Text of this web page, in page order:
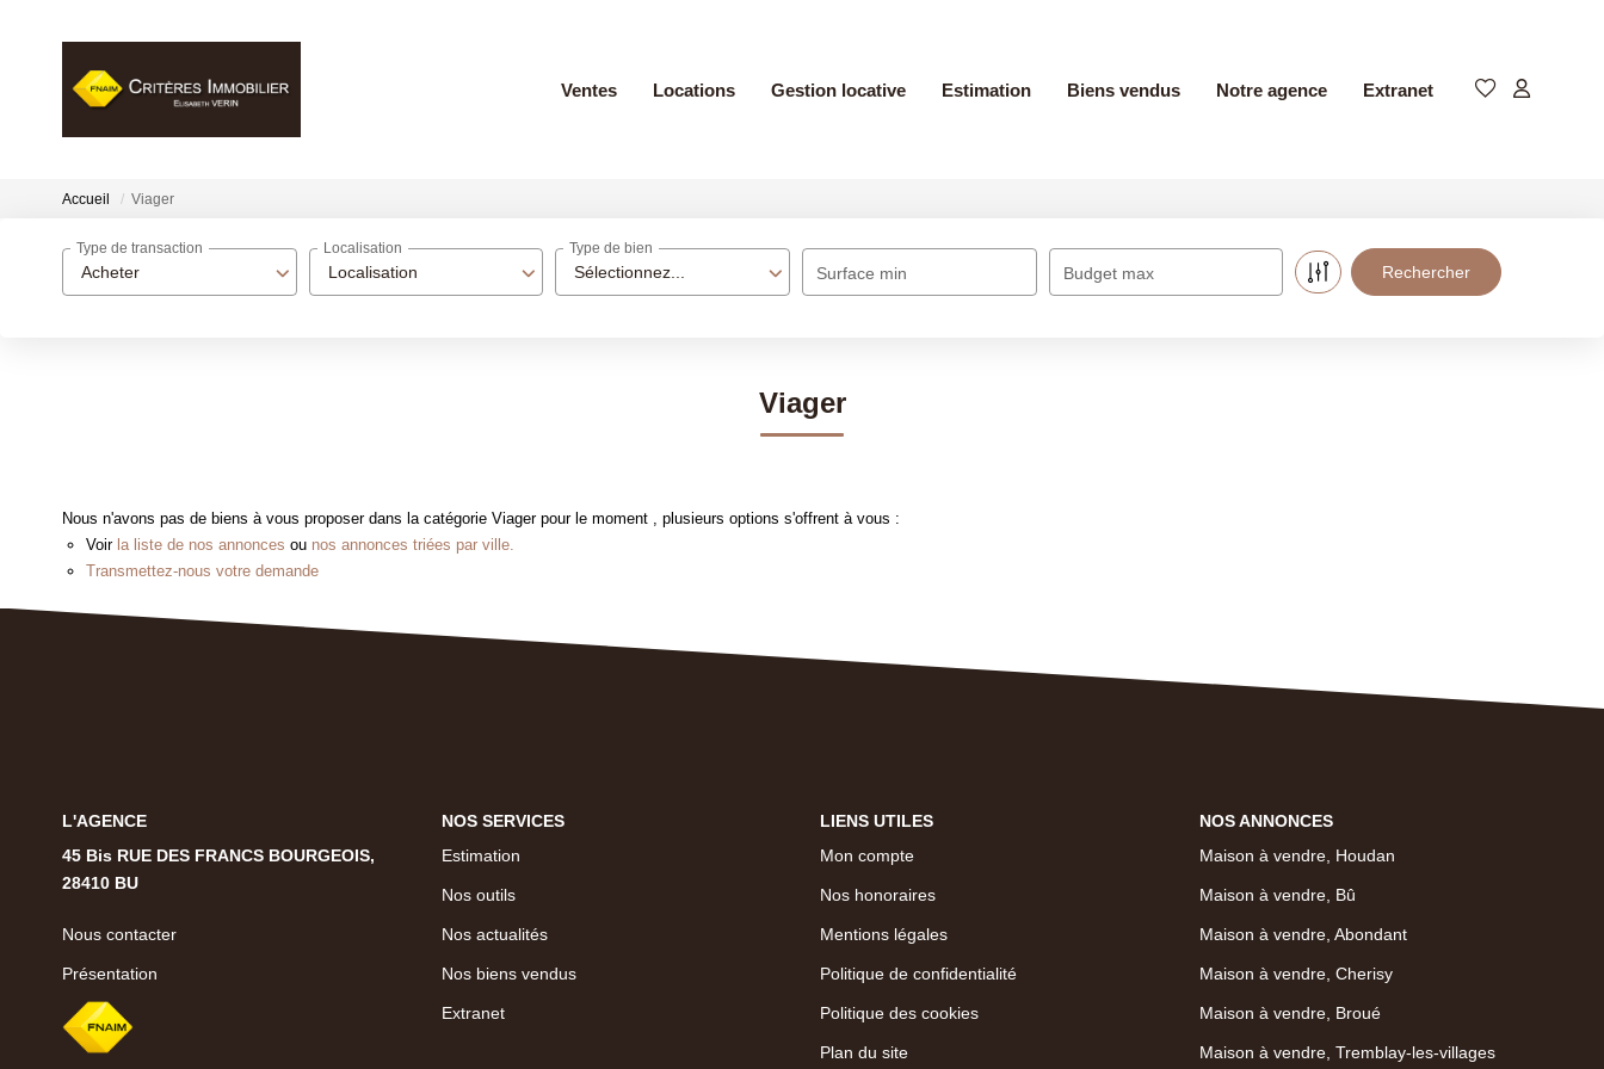
Ventes Locations Gestion locative Estimation Biens vendus Notre agence Extranet
Accueil Viager
Acheter
Type de transaction
Localisation
Localisation
Sélectionnez...
Type de bien
Surface min Budget max
Viager
Nous n'avons pas de biens à vous proposer dans la catégorie Viager pour le moment , plusieurs options s'offrent à vous :
Voir la liste de nos annonces ou nos annonces triées par ville.
Transmettez-nous votre demande
L'AGENCE
45 Bis RUE DES FRANCS BOURGEOIS,
28410 BU
Nous contacter
Présentation
NOS SERVICES
Estimation
Nos outils
Nos actualités
Nos biens vendus
Extranet
LIENS UTILES
Mon compte
Nos honoraires
Mentions légales
Politique de confidentialité
Politique des cookies
Plan du site
NOS ANNONCES
Maison à vendre, Houdan
Maison à vendre, Bû
Maison à vendre, Abondant
Maison à vendre, Cherisy
Maison à vendre, Broué
Maison à vendre, Tremblay-les-villages